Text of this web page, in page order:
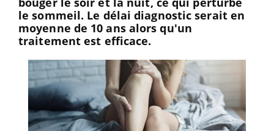
le sommeil. Le délai diagnostic serait en
moyenne de 10 ans alors qu'un
traitement est efficace.